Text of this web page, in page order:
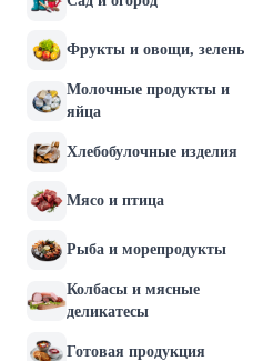
Фрукты и овощи, зелень
Молочные продукты и
яйца
Хлебобулочные изделия
Мясо и птица
Рыба и морепродукты
Колбасы и мясные
деликатесы
Готовая продукция